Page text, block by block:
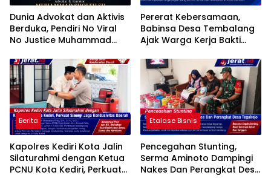
Dunia Advokat dan Aktivis
Berduka, Pendiri No Viral
No Justice Muhammad
Pererat Kebersamaan,
Babinsa Desa Tembalang
Ajak Warga Kerja Bakti
Berita
Kapolres Kediri Kota Jalin
Silaturahmi dengan Ketua
PCNU Kota Kediri, Perkuat
Etalase Bisnis
Pencegahan Stunting,
Serma Aminoto Dampingi
Nakes Dan Perangkat Desa